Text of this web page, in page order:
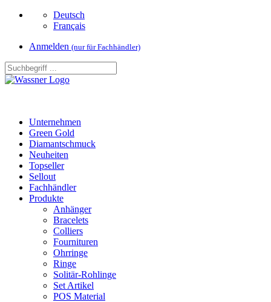
Deutsch
Français
Anmelden (nur für Fachhändler)
Unternehmen
Green Gold
Diamantschmuck
Neuheiten
Topseller
Sellout
Fachhändler
Produkte
Anhänger
Bracelets
Colliers
Fournituren
Ohrringe
Ringe
Solitär-Rohlinge
Set Artikel
POS Material